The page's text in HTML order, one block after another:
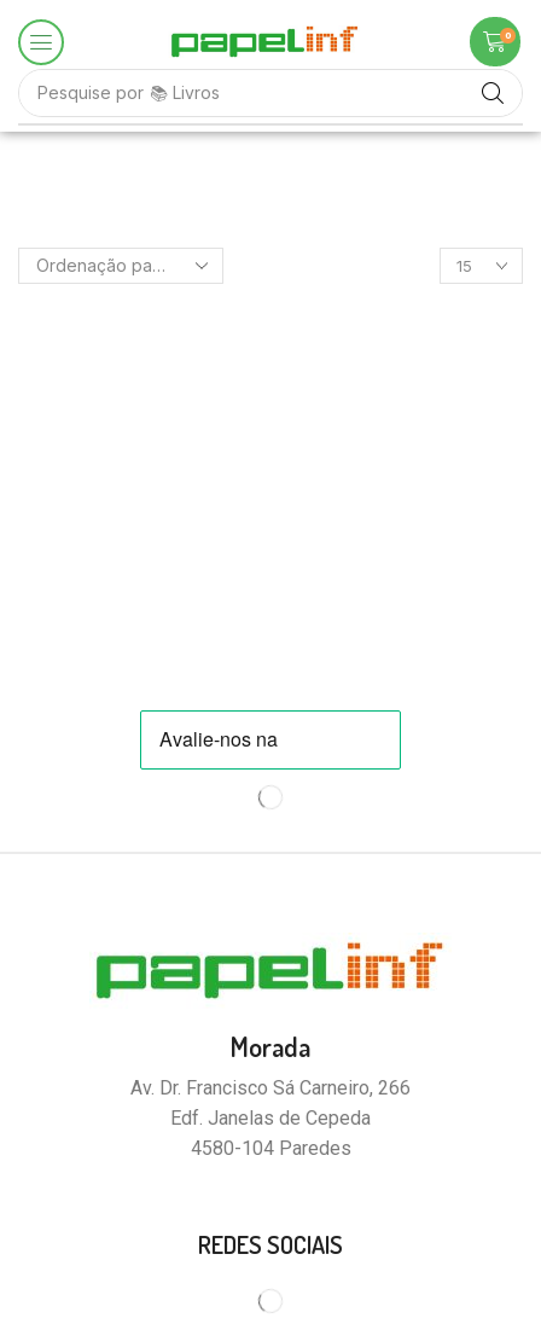
Pesquise por 📚 Livros
0
Morada
Av. Dr. Francisco Sá Carneiro, 266
Edf. Janelas de Cepeda
4580-104 Paredes
REDES SOCIAIS